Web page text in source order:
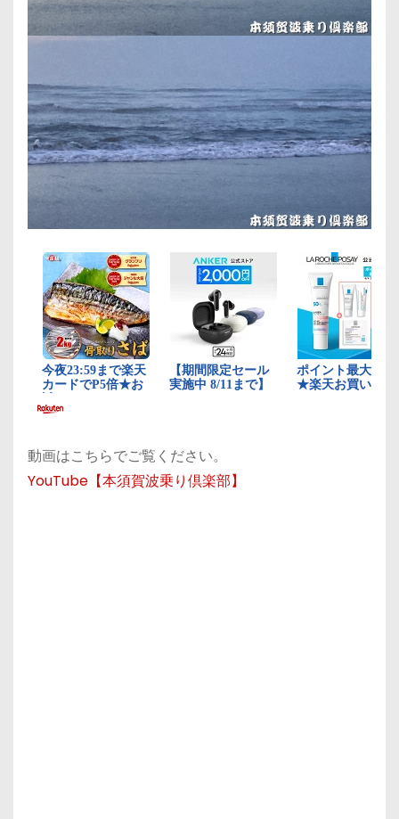
動画はこちらでご覧ください。
YouTube【本須賀波乗り倶楽部】